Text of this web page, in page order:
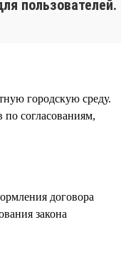
пользователей.
городскую среду.
по согласованиям,
договора
закона